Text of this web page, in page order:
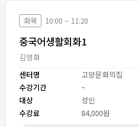
중국어생활회화1
화목 10:00 ~ 11:20
센터명
고양문화의집
수강기간
~
대상
성인
수강료
84,000원
김영화